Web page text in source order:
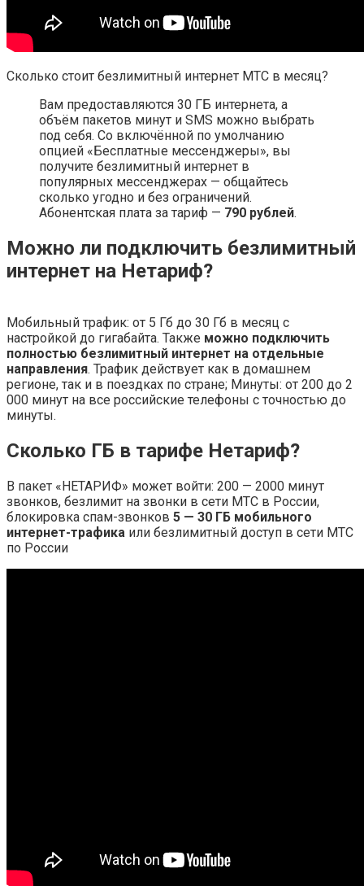
Сколько стоит безлимитный интернет МТС в месяц?
Вам предоставляются 30 ГБ интернета, а
объём пакетов минут и SMS можно выбрать
под себя. Со включённой по умолчанию
опцией «Бесплатные мессенджеры», вы
получите безлимитный интернет в
популярных мессенджерах — общайтесь
сколько угодно и без ограничений.
Абонентская плата за тариф — 790 рублей.
Можно ли подключить безлимитный
интернет на Нетариф?
Мобильный трафик: от 5 Гб до 30 Гб в месяц с
настройкой до гигабайта. Также можно подключить
полностью безлимитный интернет на отдельные
направления. Трафик действует как в домашнем
регионе, так и в поездках по стране; Минуты: от 200 до 2
000 минут на все российские телефоны с точностью до
минуты.
Сколько ГБ в тарифе Нетариф?
В пакет «НЕТАРИФ» может войти: 200 — 2000 минут
звонков, безлимит на звонки в сети МТС в России,
блокировка спам-звонков 5 — 30 ГБ мобильного
интернет-трафика или безлимитный доступ в сети МТС
по России